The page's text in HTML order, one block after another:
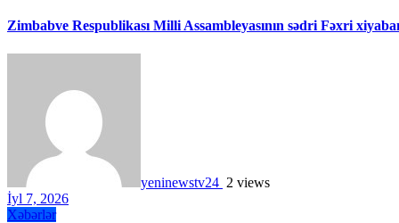
Zimbabve Respublikası Milli Assambleyasının sədri Fəxri
yeninewstv24 2 views
İyl 7, 2026
Xəbərlər